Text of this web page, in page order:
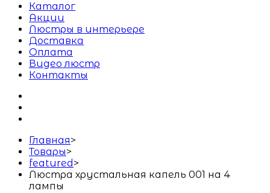
Каталог
Акции
Люстры в интерьере
Доставка
Оплата
Видео люстр
Контакты
Главная>
Товары>
featured >
Люстра хрустальная капель 001 на 4
лампы